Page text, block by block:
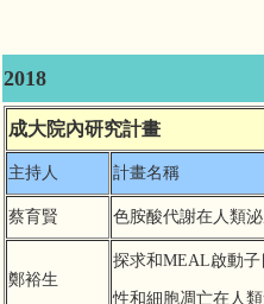
2018
成大院內研究計畫
主持人 計畫名稱
蔡育賢 色胺酸代謝在人類
鄭裕生
探求和MEAL啟動
性和細胞凋亡在人